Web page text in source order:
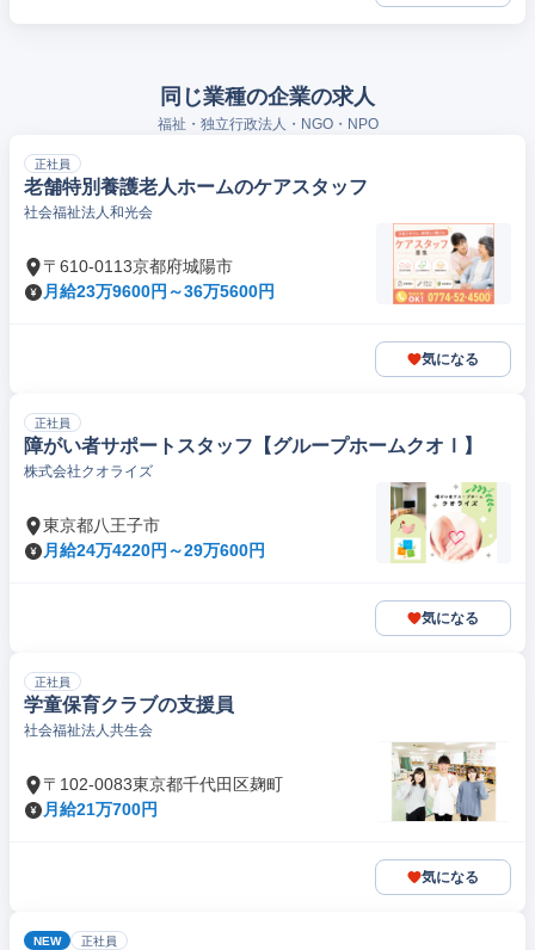
同じ業種の企業の求人
福祉・独立行政法人・NGO・NPO
正社員
老舗特別養護老人ホームのケアスタッフ
社会福祉法人和光会
〒610-0113京都府城陽市
月給23万9600円～36万5600円
気になる
正社員
障がい者サポートスタッフ【グループホームクオⅠ】
株式会社クオライズ
東京都八王子市
月給24万4220円～29万600円
気になる
正社員
学童保育クラブの支援員
社会福祉法人共生会
〒102-0083東京都千代田区麹町
月給21万700円
気になる
NEW 正社員